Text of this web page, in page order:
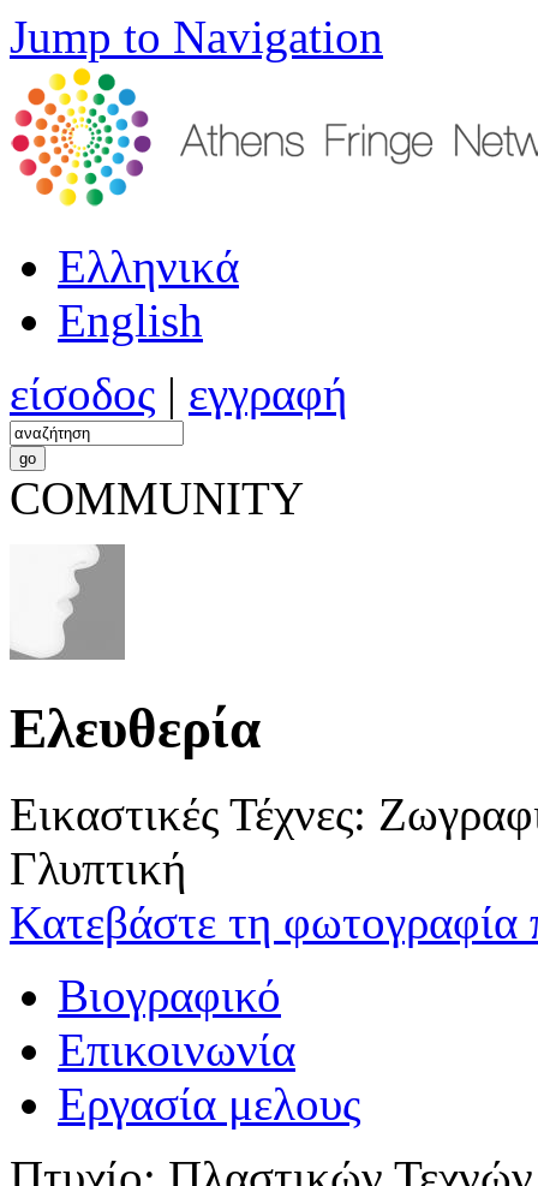
Jump to Navigation
Ελληνικά
English
είσοδος | εγγραφή
COMMUNITY
Ελευθερία
Εικαστικές Τέχνες:
Γλυπτική
Κατεβάστε τη φωτογραφία
Βιογραφικό
Επικοινωνία
Εργασία μελους